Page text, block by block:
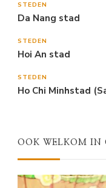
STEDEN
Da Nang stad
STEDEN
Hoi An stad
STEDEN
Ho Chi Minhstad
OOK WELKOM IN